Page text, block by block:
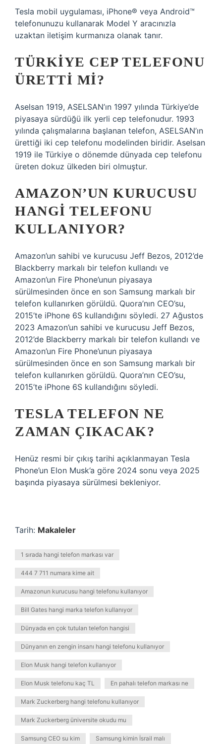
Tesla mobil uygulaması, iPhone® veya Android™
telefonunuzu kullanarak Model Y aracınızla
uzaktan iletişim kurmanıza olanak tanır.
TÜRKIYE CEP TELEFONU
ÜRETTI MI?
Aselsan 1919, ASELSAN’ın 1997 yılında Türkiye’de
piyasaya sürdüğü ilk yerli cep telefonudur. 1993
yılında çalışmalarına başlanan telefon, ASELSAN’ın
ürettiği iki cep telefonu modelinden biridir. Aselsan
1919 ile Türkiye o dönemde dünyada cep telefonu
üreten dokuz ülkeden biri olmuştur.
AMAZON’UN KURUCUSU
HANGI TELEFONU
KULLANIYOR?
Amazon’un sahibi ve kurucusu Jeff Bezos, 2012’de
Blackberry markalı bir telefon kullandı ve
Amazon’un Fire Phone’unun piyasaya
sürülmesinden önce en son Samsung markalı bir
telefon kullanırken görüldü. Quora’nın CEO’su,
2015’te iPhone 6S kullandığını söyledi. 27 Ağustos
2023 Amazon’un sahibi ve kurucusu Jeff Bezos,
2012’de Blackberry markalı bir telefon kullandı ve
Amazon’un Fire Phone’unun piyasaya
sürülmesinden önce en son Samsung markalı bir
telefon kullanırken görüldü. Quora’nın CEO’su,
2015’te iPhone 6S kullandığını söyledi.
TESLA TELEFON NE
ZAMAN ÇIKACAK?
Henüz resmi bir çıkış tarihi açıklanmayan Tesla
Phone’un Elon Musk’a göre 2024 sonu veya 2025
başında piyasaya sürülmesi bekleniyor.
Tarih: Makaleler
1 sırada hangi telefon markası var
444 7 711 numara kime ait
Amazonun kurucusu hangi telefonu kullanıyor
Bill Gates hangi marka telefon kullanıyor
Dünyada en çok tutulan telefon hangisi
Dünyanın en zengin insanı hangi telefonu kullanıyor
Elon Musk hangi telefon kullanıyor
Elon Musk telefonu kaç TL En pahalı telefon markası ne
Mark Zuckerberg hangi telefonu kullanıyor
Mark Zuckerberg üniversite okudu mu
Samsung CEO su kim Samsung kimin İsrail malı